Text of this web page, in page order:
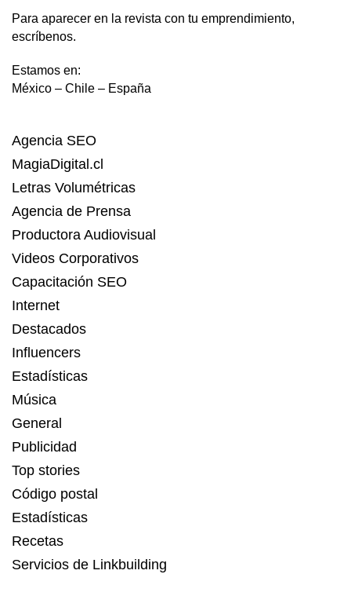
Para aparecer en la revista con tu emprendimiento,
escríbenos.
Estamos en:
México – Chile – España
Agencia SEO
MagiaDigital.cl
Letras Volumétricas
Agencia de Prensa
Productora Audiovisual
Videos Corporativos
Capacitación SEO
Internet
Destacados
Influencers
Estadísticas
Música
General
Publicidad
Top stories
Código postal
Estadísticas
Recetas
Servicios de Linkbuilding